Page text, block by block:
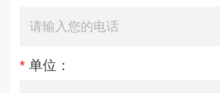
* 单位：